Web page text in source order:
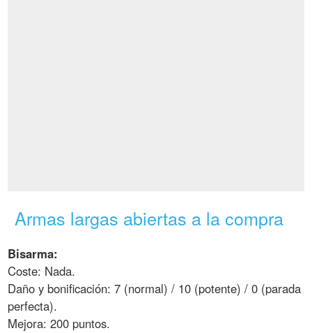
Armas largas abiertas a la compra
Bisarma:
Coste: Nada.
Daño y bonificación: 7 (normal) / 10 (potente) / 0 (parada
perfecta).
Mejora: 200 puntos.